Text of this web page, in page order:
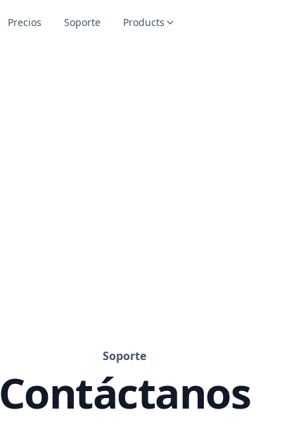
Precios Soporte Products
Soporte
Contáctanos